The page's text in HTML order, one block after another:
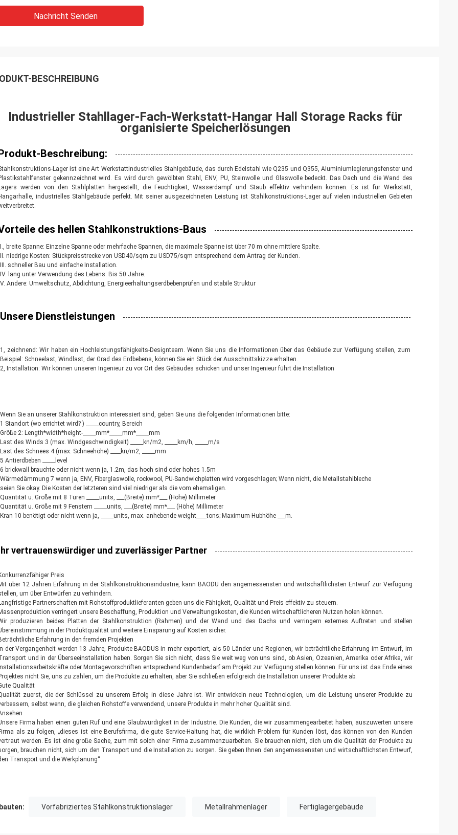
Nachricht Senden
BESCHREIBUNG
Industrieller Stahllager-Fach-Werkstatt-Hangar Hall Storage Racks für
organisierte Speicherlösungen
Beschreibung:
Lager ist eine Art Werkstattindustrielles Stahlgebäude, das durch Edelstahl wie Q235 und Q355, Aluminiumlegierungsfenster und
gekennzeichnet wird. Es wird durch gewölbten Stahl, ENV, PU, Steinwolle und Glaswolle bedeckt. Das Dach und die Wand des
werden von den Stahlplatten hergestellt, die Feuchtigkeit, Wasserdampf und Staub effektiv verhindern können. Es ist für Werkstatt,
industrielles Stahlgebäude perfekt. Mit seiner ausgezeichneten Leistung ist Stahlkonstruktions-Lager auf vielen industriellen Gebieten
des hellen Stahlkonstruktions-Baus
I., breite Spanne: Einzelne Spanne oder mehrfache Spannen, die maximale Spanne ist über 70 m ohne mittlere Spalte.
II. niedrige Kosten: Stückpreisstrecke von USD40/sqm zu USD75/sqm entsprechend dem Antrag der Kunden.
III. schneller Bau und einfache Installation.
IV. lang unter Verwendung des Lebens: Bis 50 Jahre.
V. Andere: Umweltschutz, Abdichtung, Energieerhaltungserdbebenprüfen und stabile Struktur
Unsere Dienstleistungen
1, zeichnend: Wir haben ein Hochleistungsfähigkeits-Designteam. Wenn Sie uns die Informationen über das Gebäude zur Verfügung stellen, zum
Beispiel: Schneelast, Windlast, der Grad des Erdbebens, können Sie ein Stück der Ausschnittskizze erhalten.
2, Installation: Wir können unseren Ingenieur zu vor Ort des Gebäudes schicken und unser Ingenieur führt die Installation
Wenn Sie an unserer Stahlkonstruktion interessiert sind, geben Sie uns die folgenden Informationen bitte:
1 Standort (wo errichtet wird? ) _____country, Bereich
Größe 2: Length*width*height-_____mm*_____mm*_____mm
Last des Winds 3 (max. Windgeschwindigkeit) _____kn/m2, _____km/h, _____m/s
Last des Schnees 4 (max. Schneehöhe) ____kn/m2, _____mm
5 Antierdbeben _____level
6 brickwall brauchte oder nicht wenn ja, 1.2m, das hoch sind oder hohes 1.5m
Wärmedämmung 7 wenn ja, ENV, Fiberglaswolle, rockwool, PU-Sandwichplatten wird vorgeschlagen; Wenn nicht, die Metallstahlbleche
seien Sie okay. Die Kosten der letzteren sind viel niedriger als die vom ehemaligen.
Quantität u. Größe mit 8 Türen _____units, ___(Breite) mm*___ (Höhe) Millimeter
Quantität u. Größe mit 9 Fenstern _____units, ___(Breite) mm*___ (Höhe) Millimeter
Kran 10 benötigt oder nicht wenn ja, _____units, max. anhebende weight____tons; Maximum-Hubhöhe ___m.
vertrauenswürdiger und zuverlässiger Partner
Preis
über 12 Jahren Erfahrung in der Stahlkonstruktionsindustrie, kann BAODU den angemessensten und wirtschaftlichsten Entwurf zur Verfügung
um über Entwürfen zu verhindern.
Partnerschaften mit Rohstoffproduktlieferanten geben uns die Fähigkeit, Qualität und Preis effektiv zu steuern.
verringert unsere Beschaffung, Produktion und Verwaltungskosten, die Kunden wirtschaftlicheren Nutzen holen können.
produzieren beides Platten der Stahlkonstruktion (Rahmen) und der Wand und des Dachs und verringern externes Auftreten und stellen
in der Produktqualität und weitere Einsparung auf Kosten sicher.
Erfahrung in den fremden Projekten
der Vergangenheit werden 13 Jahre, Produkte BAODUS in mehr exportiert, als 50 Länder und Regionen, wir beträchtliche Erfahrung im Entwurf, im
und in der Überseeinstallation haben. Sorgen Sie sich nicht, dass Sie weit weg von uns sind, ob Asien, Ozeanien, Amerika oder Afrika, wir
oder Montagevorschriften entsprechend Kundenbedarf am Projekt zur Verfügung stellen können. Für uns ist das Ende eines
nicht Sie, uns zu zahlen, um die Produkte zu erhalten, aber Sie schließen erfolgreich die Installation unserer Produkte ab.
Qualität
zuerst, die der Schlüssel zu unserem Erfolg in diese Jahre ist. Wir entwickeln neue Technologien, um die Leistung unserer Produkte zu
selbst wenn, die gleichen Rohstoffe verwendend, unsere Produkte in mehr hoher Qualität sind.
Firma haben einen guten Ruf und eine Glaubwürdigkeit in der Industrie. Die Kunden, die wir zusammengearbeitet haben, auszuwerten unsere
als zu folgen, „dieses ist eine Berufsfirma, die gute Service-Haltung hat, die wirklich Problem für Kunden löst, das können von den Kunden
werden. Es ist eine große Sache, zum mit solch einer Firma zusammenzuarbeiten. Sie brauchen nicht, dich um die Qualität der Produkte zu
brauchen nicht, sich um den Transport und die Installation zu sorgen. Sie geben Ihnen den angemessensten und wirtschaftlichsten Entwurf,
Transport und die Werkplanung“
Vorfabriziertes Stahlkonstruktionslager Metallrahmenlager Fertiglagergebäude